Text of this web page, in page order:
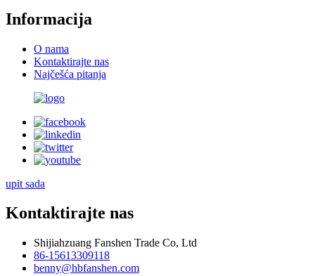
Informacija
O nama
Kontaktirajte nas
Najčešća pitanja
upit sada
Kontaktirajte nas
Shijiahzuang Fanshen Trade Co, Ltd
86-15613309118
benny@hbfanshen.com